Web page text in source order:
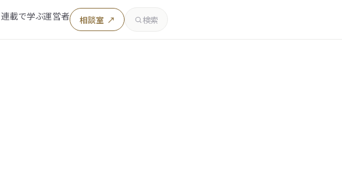
連載で学ぶ運営者 相談室 ↗ 検索